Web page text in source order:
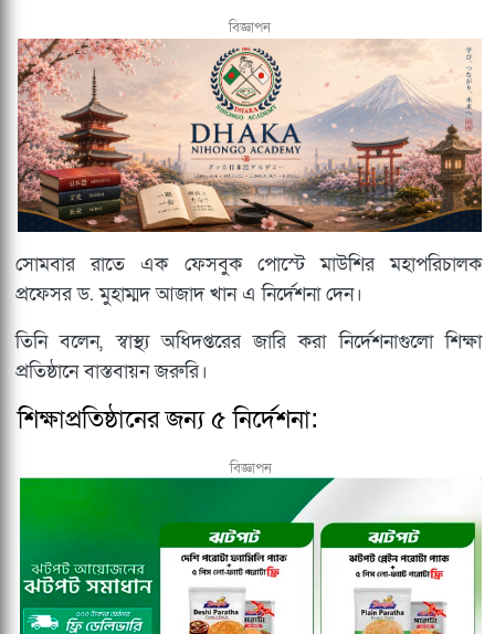
বিজ্ঞাপন
সোমবার রাতে এক ফেসবুক পোস্টে মাউশির মহাপরিচালক
প্রফেসর ড. মুহাম্মদ আজাদ খান এ নির্দেশনা দেন।
তিনি বলেন, স্বাস্থ্য অধিদপ্তরের জারি করা নির্দেশনাগুলো শিক্ষা
প্রতিষ্ঠানে বাস্তবায়ন জরুরি।
শিক্ষাপ্রতিষ্ঠানের জন্য ৫ নির্দেশনা:
বিজ্ঞাপন